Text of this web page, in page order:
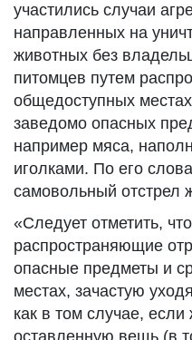
участились случаи
направленных на
животных без
питомцев путем
общедоступных
заведомо опасных
например мяса,
иголками. По его
самовольный отстрел
«Следует отметить,
распространяющие
опасные предметы и
местах, зачастую
как в том случае,
оставленную вещь (в